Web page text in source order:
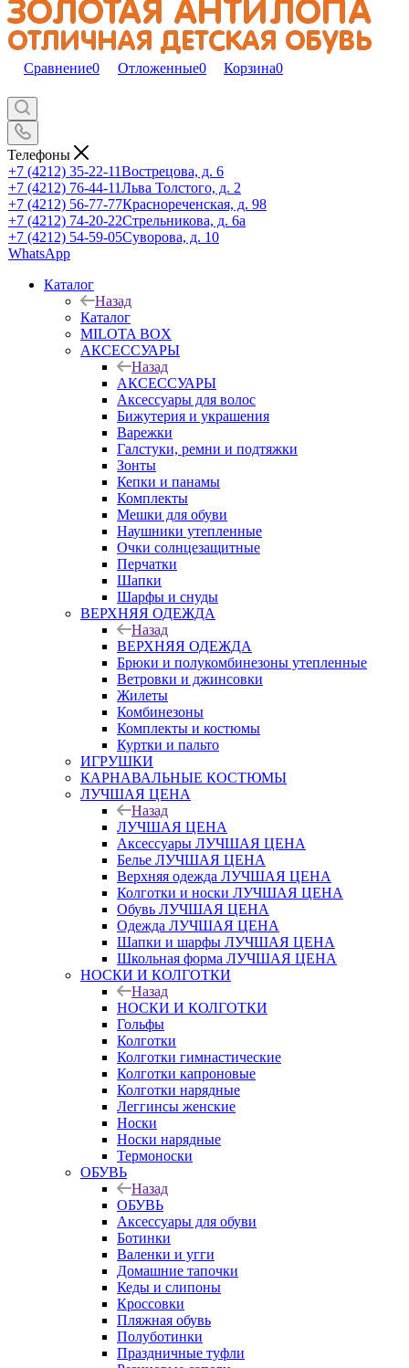
Сравнение0 Отложенные0 Корзина0
Телефоны
+7 (4212) 35-22-11Вострецова, д. 6
+7 (4212) 76-44-11Льва Толстого, д. 2
+7 (4212) 56-77-77Краснореченская, д. 98
+7 (4212) 74-20-22Стрельникова, д. 6а
+7 (4212) 54-59-05Суворова, д. 10
WhatsApp
Каталог
Назад
Каталог
MILOTA BOX
АКСЕССУАРЫ
Назад
АКСЕССУАРЫ
Аксессуары для волос
Бижутерия и украшения
Варежки
Галстуки, ремни и подтяжки
Зонты
Кепки и панамы
Комплекты
Мешки для обуви
Наушники утепленные
Очки солнцезащитные
Перчатки
Шапки
Шарфы и снуды
ВЕРХНЯЯ ОДЕЖДА
Назад
ВЕРХНЯЯ ОДЕЖДА
Брюки и полукомбинезоны утепленные
Ветровки и джинсовки
Жилеты
Комбинезоны
Комплекты и костюмы
Куртки и пальто
ИГРУШКИ
КАРНАВАЛЬНЫЕ КОСТЮМЫ
ЛУЧШАЯ ЦЕНА
Назад
ЛУЧШАЯ ЦЕНА
Аксессуары ЛУЧШАЯ ЦЕНА
Белье ЛУЧШАЯ ЦЕНА
Верхняя одежда ЛУЧШАЯ ЦЕНА
Колготки и носки ЛУЧШАЯ ЦЕНА
Обувь ЛУЧШАЯ ЦЕНА
Одежда ЛУЧШАЯ ЦЕНА
Шапки и шарфы ЛУЧШАЯ ЦЕНА
Школьная форма ЛУЧШАЯ ЦЕНА
НОСКИ И КОЛГОТКИ
Назад
НОСКИ И КОЛГОТКИ
Гольфы
Колготки
Колготки гимнастические
Колготки капроновые
Колготки нарядные
Леггинсы женские
Носки
Носки нарядные
Термоноски
ОБУВЬ
Назад
ОБУВЬ
Аксессуары для обуви
Ботинки
Валенки и угги
Домашние тапочки
Кеды и слипоны
Кроссовки
Пляжная обувь
Полуботинки
Праздничные туфли